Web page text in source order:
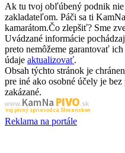
Ak tu tvoj obľúbený podnik nie
zakladateľom. Páči sa ti
kamarátom.Čo zlepšiť? Sme
Uvádzané informácie
preto nemôžeme garantovať
údaje aktualizovať.
Obsah týchto stránok je
pre iné ako osobné účely je bez
zakázané.
www.Kam Na PIVO.sk
Tvoj pivný sprievodca Slovenskom
Reklama na portále